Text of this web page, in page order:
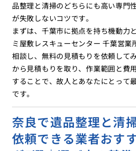
品整理と清掃のどちらにも高い専門
が失敗しないコツです。
まずは、千葉市に拠点を持ち機動力
ミ屋敷レスキューセンター 千葉営業
相談し、無料の見積もりを依頼して
から見積もりを取り、作業範囲と費
することで、故人とあなたにとって
です。
奈良で遺品整理と清
依頼できる業者おす